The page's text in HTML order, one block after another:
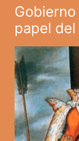
papel